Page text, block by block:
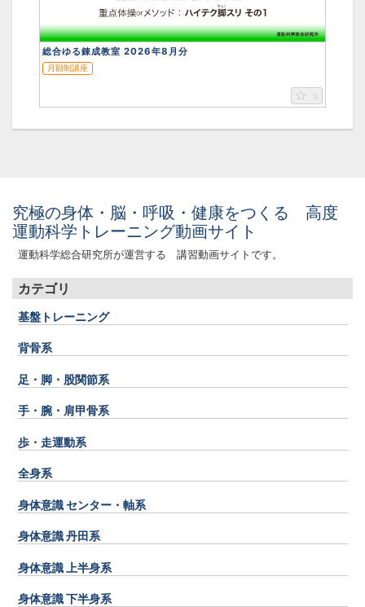
総合ゆる錬成教室 2026年8月分
月額制講座
0
究極の身体・脳・呼吸・健康をつくる 高度
運動科学トレーニング動画サイト
運動科学総合研究所が運営する 講習動画サイトです。
カテゴリ
基盤トレーニング
背骨系
足・脚・股関節系
手・腕・肩甲骨系
歩・走運動系
全身系
身体意識 センター・軸系
身体意識 丹田系
身体意識 上半身系
身体意識 下半身系